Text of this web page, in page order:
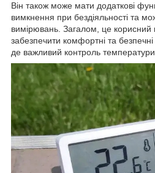
Він також може мати додаткові
вимкнення при бездіяльності та
вимірювань. Загалом, це корисний
забезпечити комфортні та
де важливий контроль температури